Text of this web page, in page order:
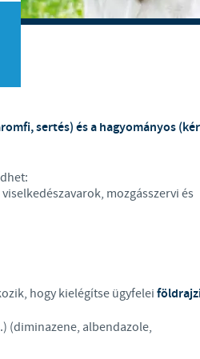
Sweden
Ukraine
Vietnam
sertés) és a hagyományos
mozgásszervi és
hogy kielégítse ügyfelei
(diminazene, albendazole,